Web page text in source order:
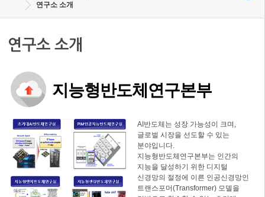
연구소 소개
연구소 소개
지능형반도체연구본부
AI반도체는 성장 가능성이 크며,
글로벌 시장을 선도할 수 있는
분야입니다.
지능형반도체연구본부는 인간의
지능을 달성하기 위한 디지털
신경망의 절정에 이른 인공신경망인
트랜스포머(Transformer) 모델을